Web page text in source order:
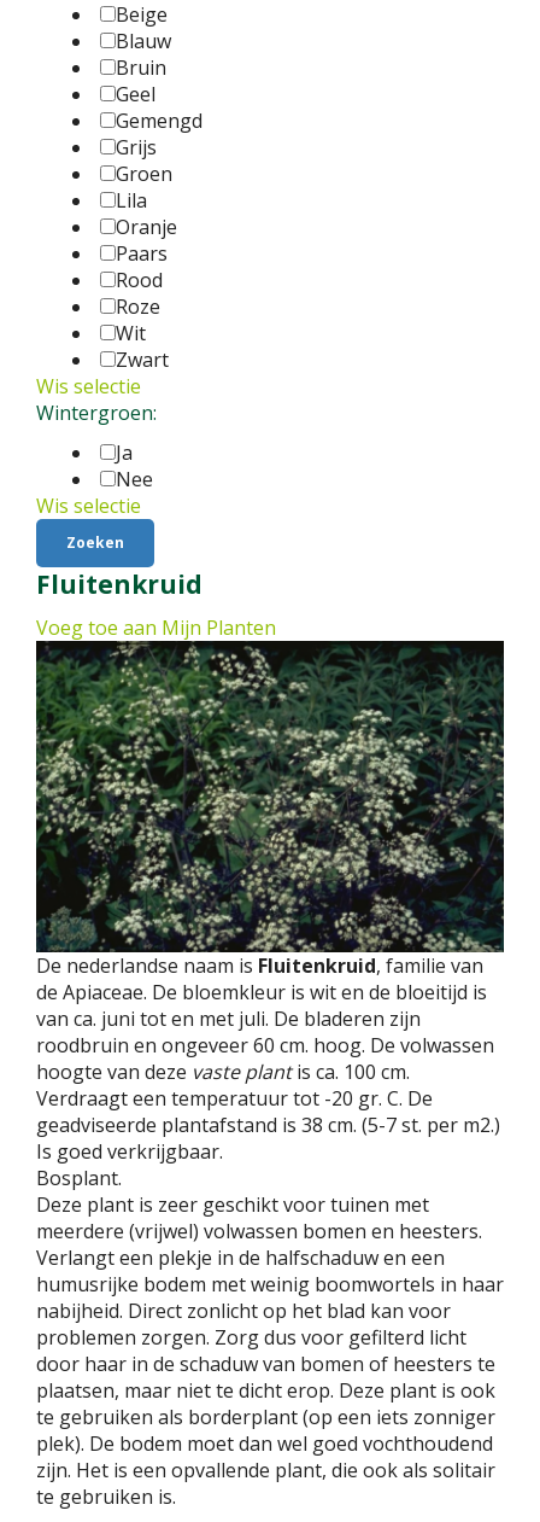
Beige
Blauw
Bruin
Geel
Gemengd
Grijs
Groen
Lila
Oranje
Paars
Rood
Roze
Wit
Zwart
Wis selectie
Wintergroen:
Ja
Nee
Wis selectie
Fluitenkruid
Voeg toe aan Mijn Planten
De nederlandse naam is Fluitenkruid, familie van
de Apiaceae. De bloemkleur is wit en de bloeitijd is
van ca. juni tot en met juli. De bladeren zijn
roodbruin en ongeveer 60 cm. hoog. De volwassen
hoogte van deze vaste plantis ca. 100 cm.
Verdraagt een temperatuur tot -20 gr. C. De
geadviseerde plantafstand is 38 cm. (5-7 st. per m2.)
Is goed verkrijgbaar.
Bosplant.
Deze plant is zeer geschikt voor tuinen met
meerdere (vrijwel) volwassen bomen en heesters.
Verlangt een plekje in de halfschaduw en een
humusrijke bodem met weinig boomwortels in haar
nabijheid. Direct zonlicht op het blad kan voor
problemen zorgen. Zorg dus voor gefilterd licht
door haar in de schaduw van bomen of heesters te
plaatsen, maar niet te dicht erop. Deze plant is ook
te gebruiken als borderplant (op een iets zonniger
plek). De bodem moet dan wel goed vochthoudend
zijn. Het is een opvallende plant, die ook als solitair
te gebruiken is.